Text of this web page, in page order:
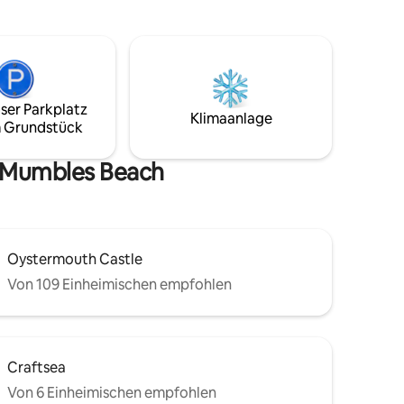
der
in
idealer Rückzugsort für Familien oder
Freunde, die die Gower-Halbinsel
erkunden möchten.
Parkplatz
Grundstück
Klimaanlage
Beach
Oystermouth Castle
Von 109 Einheimischen empfohlen
Craftsea
Von 6 Einheimischen empfohlen